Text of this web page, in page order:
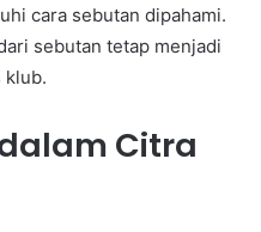
cara sebutan dipahami.
sebutan tetap menjadi
klub.
Citra